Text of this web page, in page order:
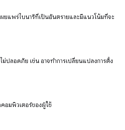
ผยแพร่ไบนารีที่เป็นอันตรายและมีแนวโน้มที่จะ
ปลอดภัย เช่น อาจทำการเปลี่ยนแปลงการตั้ง
อมพิวเตอร์ของผู้ใช้